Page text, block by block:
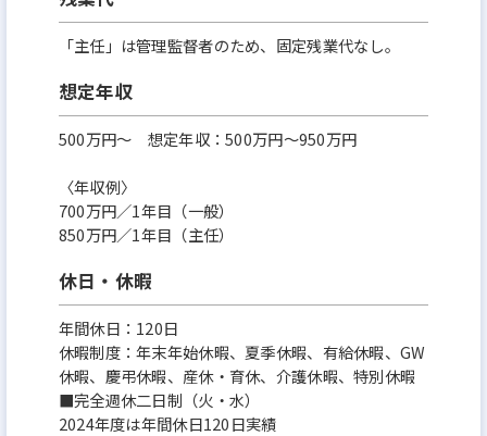
「主任」は管理監督者のため、固定残業代なし。
想定年収
500万円〜 想定年収：500万円〜950万円
〈年収例〉
700万円／1年目（一般）
850万円／1年目（主任）
休日・休暇
年間休⽇：120⽇
休暇制度：年末年始休暇、夏季休暇、有給休暇、GW
休暇、慶弔休暇、産休・育休、介護休暇、特別休暇
■完全週休⼆⽇制（火・水）
2024年度は年間休⽇120⽇実績